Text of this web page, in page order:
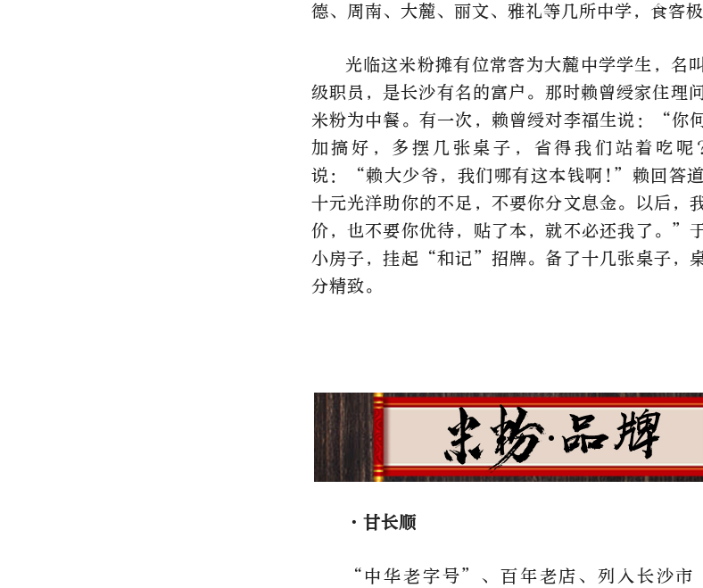
德、周南、大麓、丽文、雅礼等几所中学，食客极
光临这米粉摊有位常客为大麓中学学生，名
级职员，是长沙有名的富户。那时赖曾绶家住理
米粉为中餐。有一次，赖曾绶对李福生说：“你
加搞好，多摆几张桌子，省得我们站着吃
说：“赖大少爷，我们哪有这本钱啊!”赖回答
十元光洋助你的不足，不要你分文息金。以后，
价，也不要你优待，贴了本，就不必还我了。”
小房子，挂起“和记”招牌。备了十几张桌子，
分精致。
·甘长顺
“中华老字号”、百年老店、列入长沙